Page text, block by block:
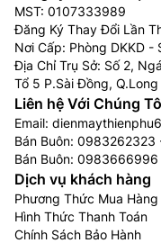
MST: 0107333989
Đăng Ký Thay Đổi Lần
Nơi Cấp: Phòng DKKD -
Địa Chỉ Trụ Sở: Số 2,
Tổ 5 P.Sài Đồng,
Liên hệ Với Chúng
Email:
Bán Buôn: 0983262323
Bán Buôn: 0983666996
Dịch vụ khách hàng
Phương Thức Mua Hàng
Hình Thức Thanh Toán
Chính Sách Bảo Hành